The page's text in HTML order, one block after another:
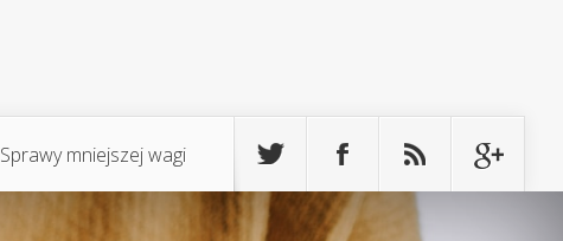
Sprawy mniejszej wagi